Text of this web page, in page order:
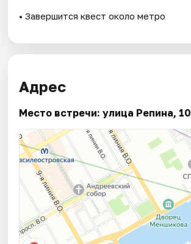
• Завершится квест около метро
Адрес
Место встречи: улица Репина, 10